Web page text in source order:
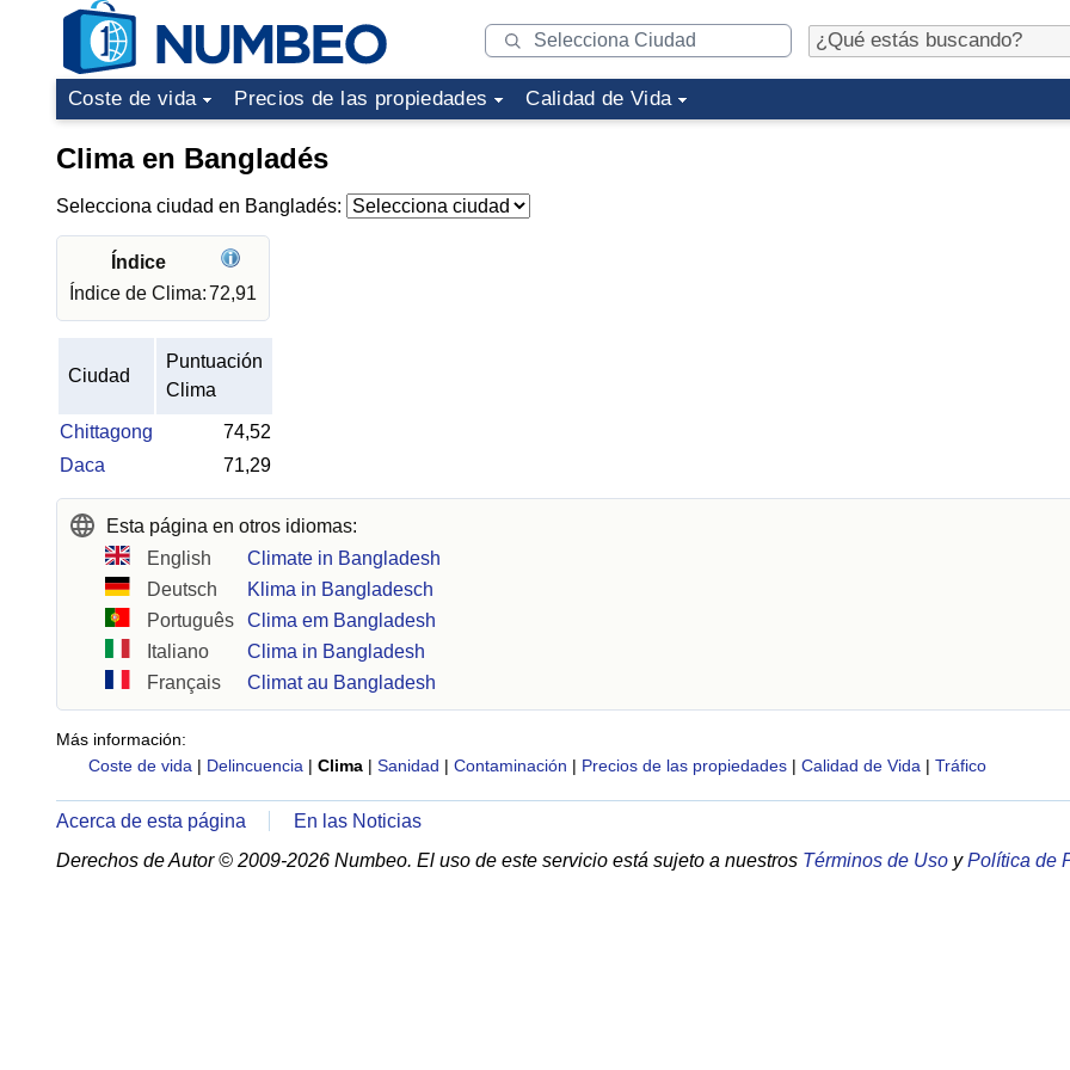
Coste de vida Precios de las propiedades Calidad de Vida
Clima en Bangladés
Selecciona ciudad en Bangladés:
Índice
Índice de Clima:72,91
Ciudad
Puntuación
Clima
Chittagong
74,52
Daca
71,29
Esta página en otros idiomas:
English
Climate in Bangladesh
Deutsch
Klima in Bangladesch
Português
Clima em Bangladesh
Italiano
Clima in Bangladesh
Français
Climat au Bangladesh
Más información:
Coste de vida | Delincuencia | Clima | Sanidad | Contaminación | Precios de las propiedades | Calidad de Vida | Tráfico
Acerca de esta página
En las Noticias
Derechos de Autor © 2009-2026 Numbeo. El uso de este servicio está sujeto a nuestros Términos de Uso yPolítica de